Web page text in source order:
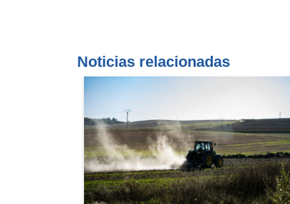
Noticias relacionadas